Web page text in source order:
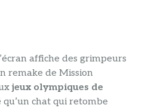
affiche des grimpeurs
remake de Mission
jeux olympiques de
chat qui retombe